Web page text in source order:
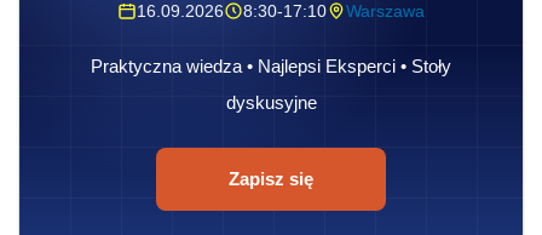
16.09.2026 8:30-17:10 Warszawa
Praktyczna wiedza • Najlepsi Eksperci • Stoły
dyskusyjne
Zapisz się